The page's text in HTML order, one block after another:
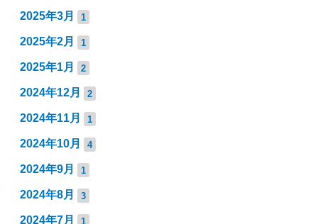
2025年3月 1
2025年2月 1
2025年1月 2
2024年12月 2
2024年11月 1
2024年10月 4
2024年9月 1
2024年8月 3
2024年7月 1